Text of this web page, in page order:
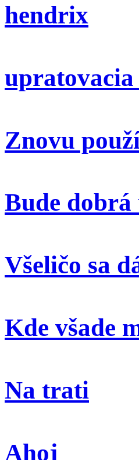
hendrix
upratovacia
Znovu
Bude dobrá
Všeličo sa
Kde všade
Na trati
Ahoj